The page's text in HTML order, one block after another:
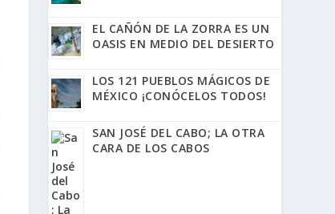
EL CAÑÓN DE LA ZORRA ES UN
OASIS EN MEDIO DEL DESIERTO
LOS 121 PUEBLOS MÁGICOS DE
MÉXICO ¡CONÓCELOS TODOS!
SAN JOSÉ DEL CABO; LA OTRA
CARA DE LOS CABOS